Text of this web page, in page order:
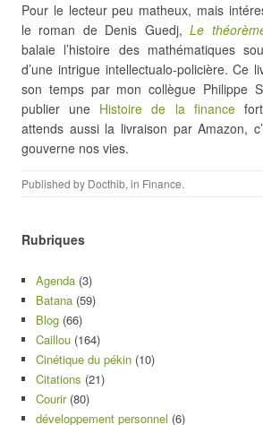
Pour le lecteur peu matheux, mais
le roman de Denis Guedj,Le
balaie l’histoire des mathématiques
d’une intrigue intellectualo-policière. Ce
son temps par mon collègue Philippe
publier une Histoire de la financefort
attends aussi la livraison par Amazon,
gouverne nos vies.
Published by Docthib, in Finance.
Rubriques
Agenda (3)
Batana (59)
Blog (66)
Caillou (164)
Cinétique du pékin (10)
Citations (21)
Courir(80)
développement personnel (6)